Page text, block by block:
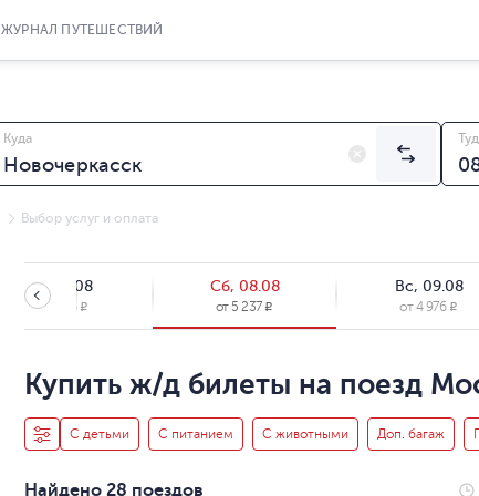
ЖУРНАЛ ПУТЕШЕСТВИЙ
Куда
Выбор услуг и оплата
Пт, 07.08
от4 976 R
Сб, 08.08
от 5 237 R
Вс, 09.08
от4 976 R
Купить ж/д билеты на поезд
С детьми С питанием С животными Доп. багаж
Найдено 28 поездов